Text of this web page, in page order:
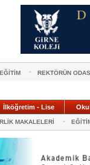
REKTÖRÜN
İlköğretim - Lise
MAKALELERİ